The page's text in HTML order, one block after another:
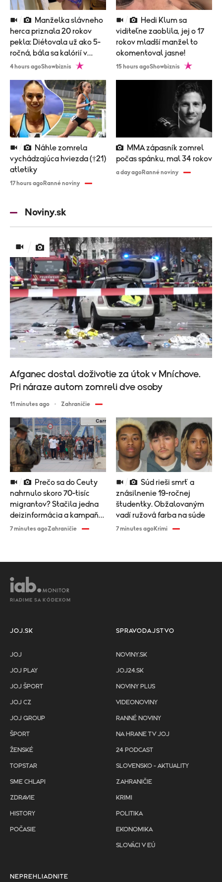
herca priznala 20 rokov
pekla: Diétovala už ako 5-
ročná, bála sa kalórií v
zubnej paste!
4 hours agoShowbiznis
viditeľne zaoblila, jej o 17
rokov mladší manžel to
okomentoval jasne!
15 hours agoShowbiznis
vychádzajúca hviezda (†21)
atletiky
17 hours agoRanné noviny
počas spánku, mal 34 rokov
a day agoRanné noviny
Noviny.sk
nahrnulo skoro 70-tisíc
migrantov? Stačila jedna
deizinformácia a kampaň
influencerov
7 minutes agoZahraničie
znásilnenie 19-ročnej
študentky. Obžalovaným
vadí ružová farba na súde
7 minutes agoKrimi
Afganec dostal doživotie za útok v Mníchove.
Pri náraze autom zomreli dve osoby
11 minutes ago Zahraničie
RIADIME SA KÓDEXOM
JOJ.SK
JOJ
JOJ PLAY
JOJ ŠPORT
JOJ CZ
JOJ GROUP
ŠPORT
ŽENSKÉ
TOPSTAR
SME CHLAPI
ZDRAVIE
HISTORY
POČASIE
SPRAVODAJSTVO
NOVINY.SK
JOJ24.SK
NOVINY PLUS
VIDEONOVINY
RANNÉ NOVINY
NA HRANE TV JOJ
24 PODCAST
SLOVENSKO - AKTUALITY
ZAHRANIČIE
KRIMI
POLITIKA
EKONOMIKA
SLOVÁCI V EÚ
NEPREHLIADNITE